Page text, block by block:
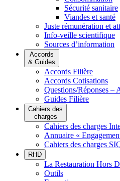
Sécurité sanitaire
Viandes et santé
Juste rémunération et
Info-veille scientifique
Sources d’information
Accords
& Guides
Accords Filière
Accords Cotisations
Questions/Réponses –
Guides Filière
Cahiers des
charges
Cahiers des charges
Annuaire «
Cahiers des charges
RHD
La Restauration Hors
Outils